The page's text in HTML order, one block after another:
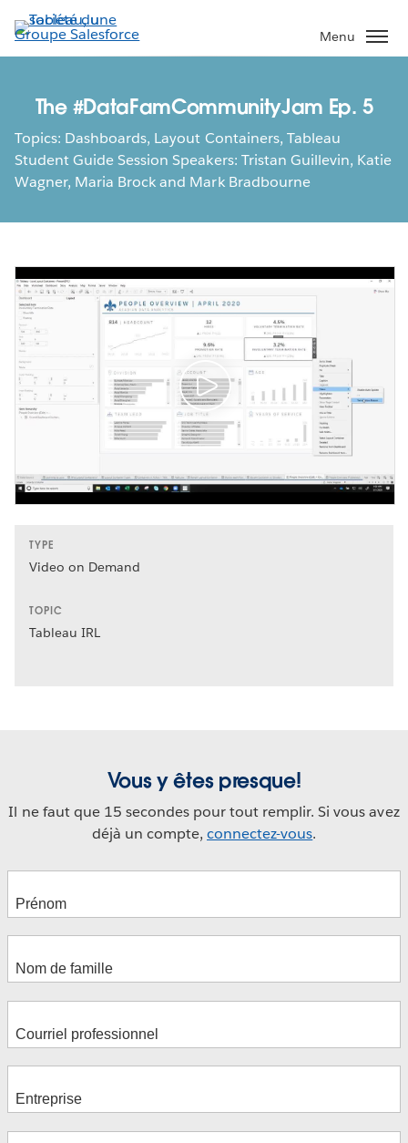
Aller
au
contenu
Menu
The #DataFamCommunityJam Ep. 5
Topics: Dashboards, Layout Containers, Tableau
Student Guide Session Speakers: Tristan Guillevin, Katie
Wagner, Maria Brock and Mark Bradbourne
TYPE
Video on Demand
TOPIC
Tableau IRL
Vous y êtes presque!
Il ne faut que 15 secondes pour tout remplir. Si vous avez
déjà un compte, connectez-vous.